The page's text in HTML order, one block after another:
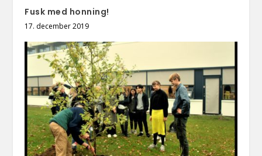
Fusk med honning!
17. december 2019